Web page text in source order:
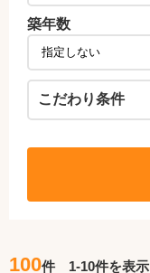
築年数
こだわり条件
100件 1-10件を表示